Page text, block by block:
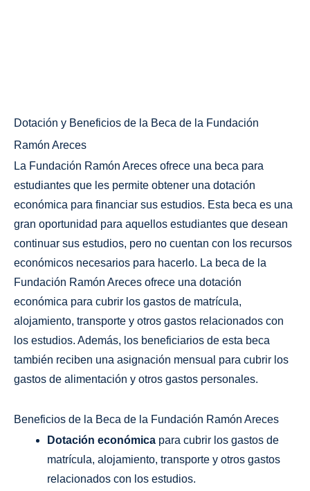
Dotación y Beneficios de la Beca de la Fundación
Ramón Areces
La Fundación Ramón Areces ofrece una beca para
estudiantes que les permite obtener una dotación
económica para financiar sus estudios. Esta beca es una
gran oportunidad para aquellos estudiantes que desean
continuar sus estudios, pero no cuentan con los recursos
económicos necesarios para hacerlo. La beca de la
Fundación Ramón Areces ofrece una dotación
económica para cubrir los gastos de matrícula,
alojamiento, transporte y otros gastos relacionados con
los estudios. Además, los beneficiarios de esta beca
también reciben una asignación mensual para cubrir los
gastos de alimentación y otros gastos personales.
Beneficios de la Beca de la Fundación Ramón Areces
Dotación económica para cubrir los gastos de
matrícula, alojamiento, transporte y otros gastos
relacionados con los estudios.